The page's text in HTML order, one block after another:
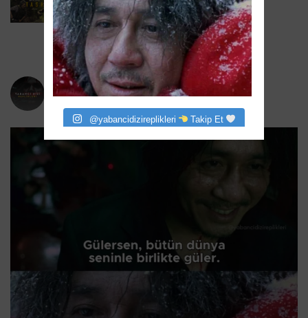
HBO’nun Suç Dramanına Geri Dönüyor
6 Ağustos 2026
yabancidizireplikleri
@yabancidizireplikleri Takip Et